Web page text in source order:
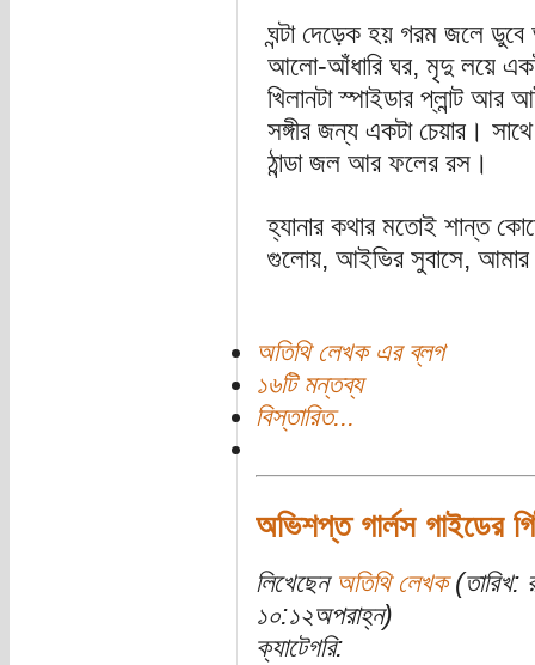
ঘন্টা দেড়েক হয় গরম জলে
আলো-আঁধারি ঘর, মৃদু লয়ে
খিলানটা স্পাইডার প্লান্ট আর
সঙ্গীর জন্য একটা চেয়ার।
ঠান্ডা জল আর ফলের রস।
হ্যানার কথার মতোই শান্ত
গুলোয়, আইভির সুবাসে, আমার
অতিথি লেখক এর ব্লগ
১৬টি মন্তব্য
বিস্তারিত...
অভিশপ্ত গার্লস গাইডের
লিখেছেন অতিথি লেখক(তারিখ:
১০:১২অপরাহ্ন)
ক্যাটেগরি: